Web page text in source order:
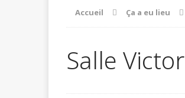
Accueil Ça a eu lieu
Salle